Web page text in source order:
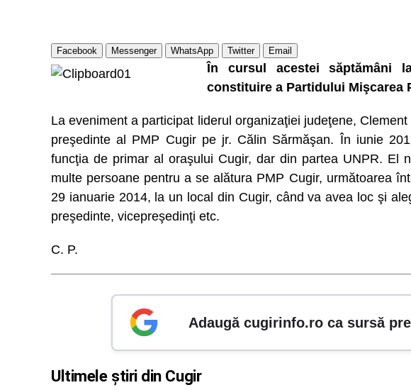
Facebook Messenger WhatsApp Twitter Email
În cursul acestei săptămâni
constituire a Partidului Mişcarea
La eveniment a participat liderul organizaţiei judeţene,
preşedinte al PMP Cugir pe jr. Călin Sărmăşan. În iunie
funcţia de primar al oraşului Cugir, dar din partea UNPR. El
multe persoane pentru a se alătura PMP Cugir, următoarea
29 ianuarie 2014, la un local din Cugir, când va avea loc şi
preşedinte, vicepreşedinţi etc.
C. P.
Adaugă cugirinfo.ro ca sursă
Ultimele știri din Cugir